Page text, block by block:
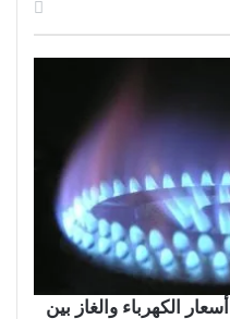
الكهرباء والغاز بين